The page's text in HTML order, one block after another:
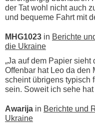
der Tat wohl nicht auch
und bequeme Fahrt mit
MHG1023 in Berichte
die Ukraine
„Ja auf dem Papier
Offenbar hat Leo da den
scheint übrigens typisch
sein. Soweit ich sehe hat
Awarija in Berichte und
Ukraine